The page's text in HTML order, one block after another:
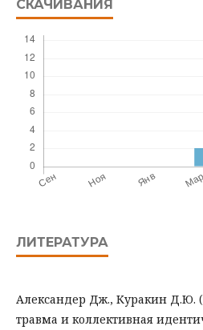
СКАЧИВАНИЯ
ЛИТЕРАТУРА
Александер Дж., Куракин Д.Ю.
травма и коллективная